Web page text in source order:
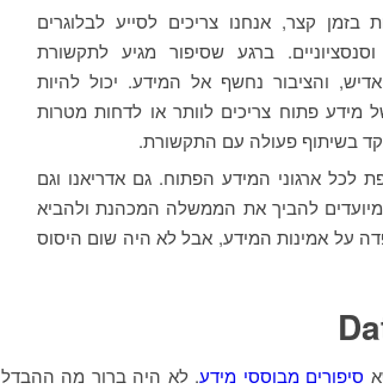
קצר, אנחנו צריכים לסייע לבלוגרים
וסנסציוניים. ברגע שסיפור מגיע לתקשורת
והציבור נחשף אל המידע. יכול להיות
מידע פתוח צריכים לוותר או לדחות מטרות
בשיתוף פעולה עם התקשורת.
ארגוני המידע הפתוח. גם אדריאנו וגם
מיועדים להביך את הממשלה המכהנת ולהביא
על אמינות המידע, אבל לא היה שום היסוס
סיפורים מבוססי מידע. לא היה ברור מה ההבדל